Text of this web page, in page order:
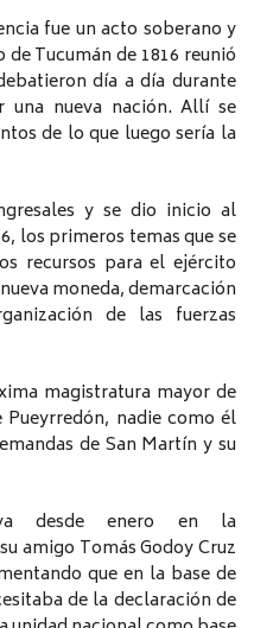
fue un acto soberano y
Tucumán de 1816 reunió
día a día durante
una nueva nación. Allí se
de lo que luego sería la
y se dio inicio al
los primeros temas que se
recursos para el ejército
moneda, demarcación
de las fuerzas
magistratura mayor de
nadie como él
de San Martín y su
desde enero en la
amigo Tomás Godoy Cruz
que en la base de
de la declaración de